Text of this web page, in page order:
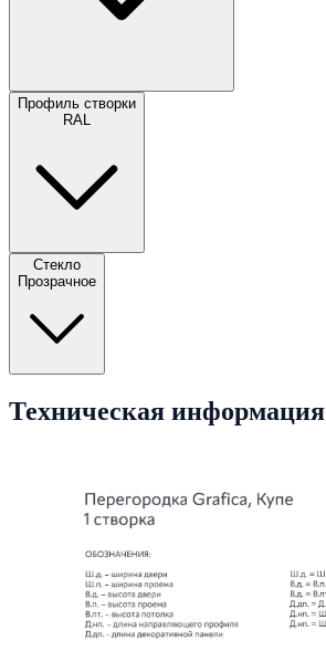
Профиль створки
RAL
Стекло
Прозрачное
Техническая информация